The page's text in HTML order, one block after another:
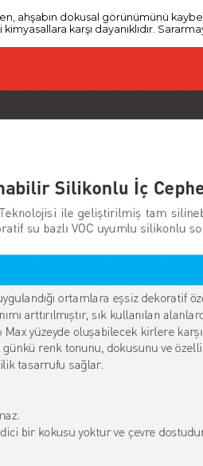
ahşabın dokusal görünümünü
karşı dayanıklıdır.